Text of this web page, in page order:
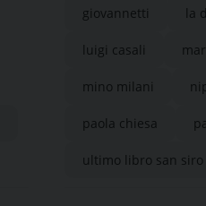
giovannetti la
luigi casali
mino milani
paola chiesa
ultimo libro san siro